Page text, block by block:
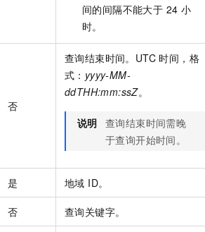
间的间隔不能大于 24 小
时。
否
查询结束时间。UTC 时间，格
式： yyyy-MM-
ddTHH:mm:ssZ。
说明 查询结束时间需晚
于查询开始时间。
是 地域 ID。
否 查询关键字。